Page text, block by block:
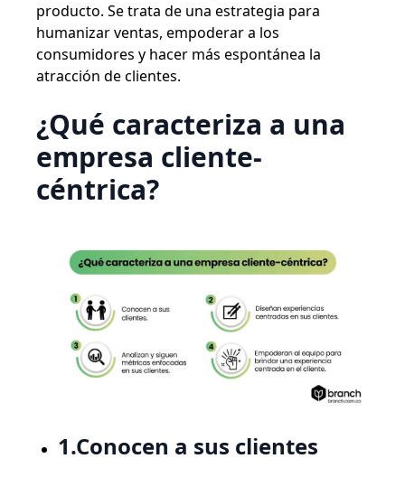
producto. Se trata de una estrategia para
humanizar ventas, empoderar a los
consumidores y hacer más espontánea la
atracción de clientes.
¿Qué caracteriza a una
empresa cliente-
céntrica?
1.Conocen a sus clientes